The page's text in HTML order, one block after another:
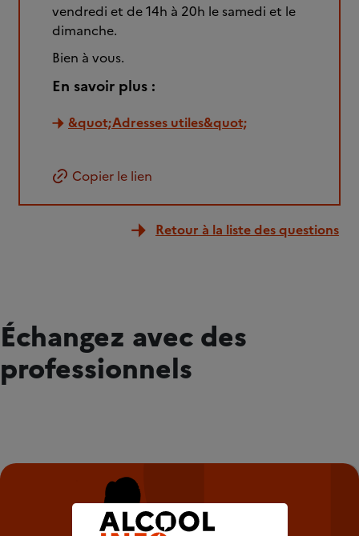
vendredi et de 14h à 20h le samedi et le
dimanche.
Bien à vous.
En savoir plus :
&quot;Adresses utiles&quot;
Copier le lien
Retour à la liste des questions
Échangez avec des
professionnels